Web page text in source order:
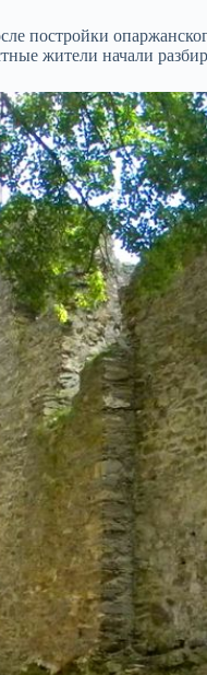
постройки
жители начали